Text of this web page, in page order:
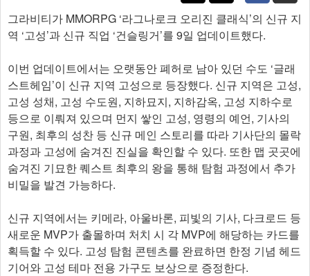
그라비티가 MMORPG ‘라그나로크 오리진 클래식’의 신규 지
역 ‘고성’과 신규 직업 ‘건슬링거’를 9일 업데이트했다.
이번 업데이트에서는 오랫동안 폐허로 남아 있던 수도 ‘글래
스트헤임’이 신규 지역 고성으로 등장했다. 신규 지역은 고성,
고성 성채, 고성 수도원, 지하묘지, 지하감옥, 고성 지하수로
등으로 이뤄져 있으며 먼지 쌓인 고성, 영령의 예언, 기사의
구원, 최후의 성찬 등 신규 메인 스토리를 따라 기사단의 몰락
과정과 고성에 숨겨진 진실을 확인할 수 있다. 또한 맵 곳곳에
숨겨진 기묘한 퀘스트 최후의 왕을 통해 탐험 과정에서 추가
비밀을 발견 가능하다.
신규 지역에서는 키메라, 아울바론, 피빛의 기사, 다크로드 등
새로운 MVP가 출몰하며 처치 시 각 MVP에 해당하는 카드를
획득할 수 있다. 고성 탐험 콘텐츠를 완료하면 한정 기념 헤드
기어와 고성 테마 전용 가구도 보상으로 증정한다.